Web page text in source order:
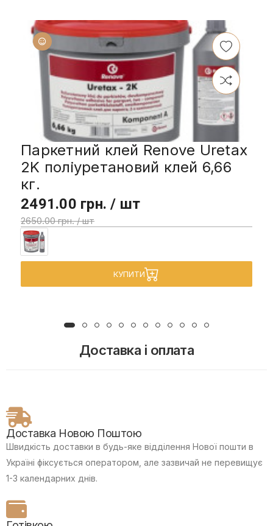
Паркетний клей Renove Uretax
2K поліуретановий клей 6,66
кг.
2491.00 грн. / шт
2650.00 грн. / шт
КУПИТИ
Доставка і оплата
Доставка Новою Поштою
Швидкість доставки в будь-яке відділення Нової пошти в
Україні фіксується оператором, але зазвичай не перевищує
1-3 календарних днів.